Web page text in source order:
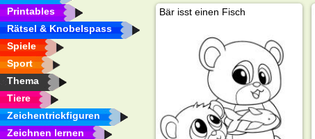
Printables
Rätsel & Knobelspass
Spiele
Sport
Thema
Tiere
Zeichentrickfiguren
Zeichnen lernen
Bär isst einen Fisch